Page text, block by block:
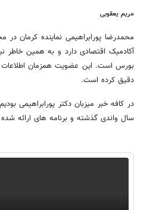
مریم یعقوبی
محمدرضا پورابراهیمی نماینده کرمان
آکادمیک اقتصادی دارد و به همین
بورس است. این عضویت همزمان اطلاعات
دقیق کرده است.
در کافه خبر میزبان دکتر پورابراهیمی
سال واندی گذشته و برنامه های ارائه